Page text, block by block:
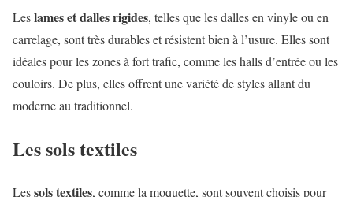
Leslames et dalles rigides, telles que les dalles en vinyle ou en
carrelage, sont très durables et résistent bien à l’usure. Elles sont
idéales pour les zones à fort trafic, comme les halls d’entrée ou les
couloirs. De plus, elles offrent une variété de styles allant du
moderne au traditionnel.
Les sols textiles
Lessols textiles, comme la moquette, sont souvent choisis pour